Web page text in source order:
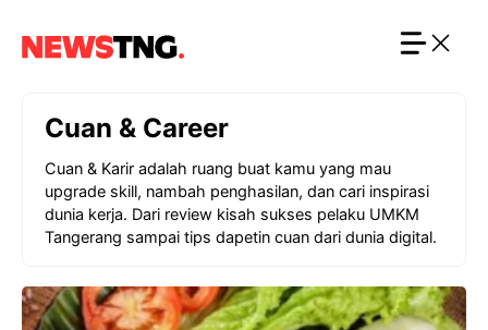
Cuan & Career
Cuan & Karir adalah ruang buat kamu yang mau
upgrade skill, nambah penghasilan, dan cari inspirasi
dunia kerja. Dari review kisah sukses pelaku UMKM
Tangerang sampai tips dapetin cuan dari dunia digital.